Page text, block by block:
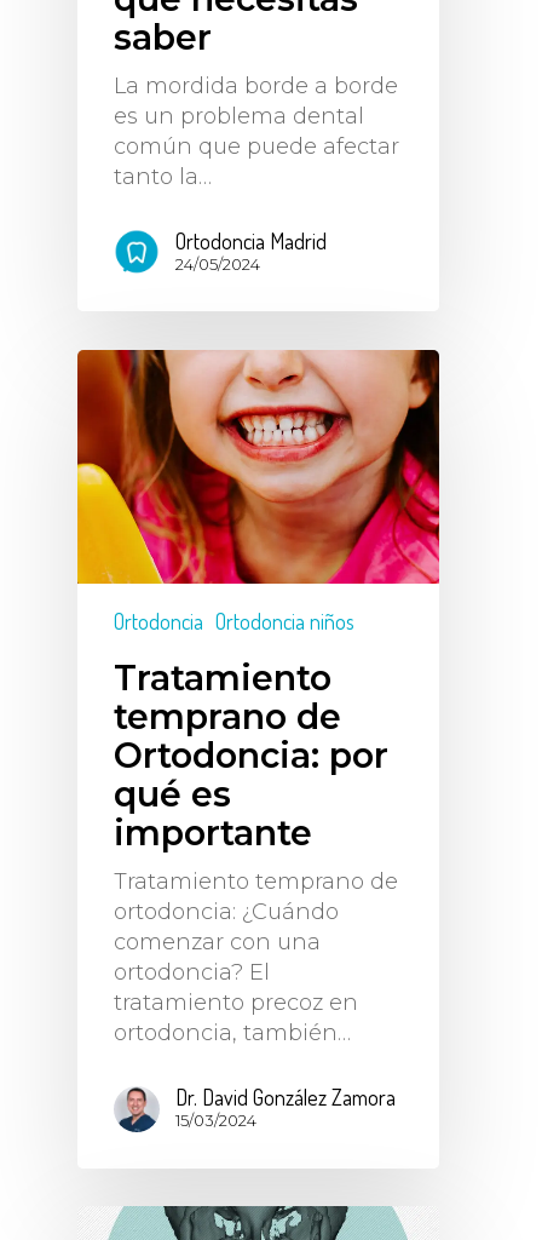
saber
La mordida borde a borde
es un problema dental
común que puede afectar
tanto la…
Ortodoncia Madrid
24/05/2024
Ortodoncia Ortodoncia niños
Tratamiento
temprano de
Ortodoncia: por
qué es
importante
Tratamiento temprano de
ortodoncia: ¿Cuándo
comenzar con una
ortodoncia? El
tratamiento precoz en
ortodoncia, también…
Dr. David González Zamora
15/03/2024